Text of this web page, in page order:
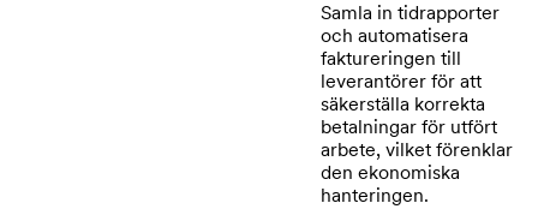
Samla in tidrapporter
och automatisera
faktureringen till
leverantörer för att
säkerställa korrekta
betalningar för utfört
arbete, vilket förenklar
den ekonomiska
hanteringen.